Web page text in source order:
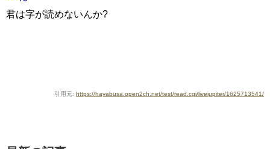
君は字が読めないんか?
引用元: https://hayabusa.open2ch.net/test/read.cgi/livejupiter/1625713541/